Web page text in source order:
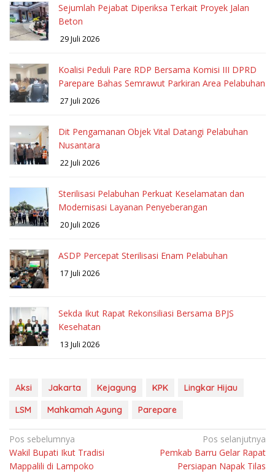
Sejumlah Pejabat Diperiksa Terkait Proyek Jalan
Beton
29 Juli 2026
Koalisi Peduli Pare RDP Bersama Komisi III DPRD
Parepare Bahas Semrawut Parkiran Area Pelabuhan
27 Juli 2026
Dit Pengamanan Objek Vital Datangi Pelabuhan
Nusantara
22 Juli 2026
Sterilisasi Pelabuhan Perkuat Keselamatan dan
Modernisasi Layanan Penyeberangan
20 Juli 2026
ASDP Percepat Sterilisasi Enam Pelabuhan
17 Juli 2026
Sekda Ikut Rapat Rekonsiliasi Bersama BPJS
Kesehatan
13 Juli 2026
Aksi Jakarta Kejagung KPK
Lingkar Hijau
LSM
Mahkamah Agung Parepare
Navigasi
pos
Pos sebelumnya
Wakil Bupati Ikut Tradisi
Mappalili di Lampoko
Pos selanjutnya
Pemkab Barru Gelar Rapat
Persiapan Napak Tilas